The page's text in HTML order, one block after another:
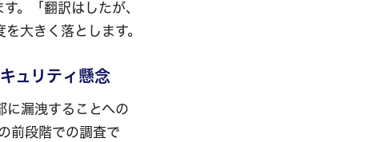
。「翻訳はしたが、
大きく落とします。
ュリティ懸念
に漏洩することへの
前段階での調査で